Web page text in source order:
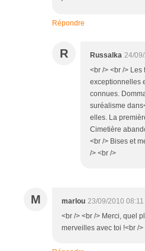
Répondre
R Russalka 24/
<br /> <br />
exceptionnelles
connues.
suréalisme
elles. La
Cimetière
<br /> Bises et
/> <br />
M marlou 23/09/2010 08:11
<br /> <br /> Merci, quel
merveilles avec toi !<br />